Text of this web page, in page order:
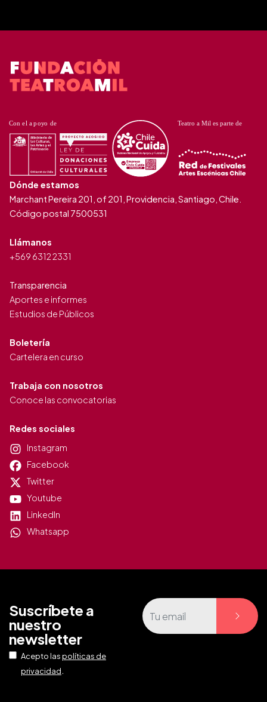
Dónde estamos
Marchant Pereira 201, of 201, Providencia, Santiago, Chile.
Código postal 7500531
Llámanos
+569 6312 2331
Transparencia
Aportes e informes
Estudios de Públicos
Boletería
Cartelera en curso
Trabaja con nosotros
Conoce las convocatorias
Redes sociales
Instagram
Facebook
Twitter
Youtube
LinkedIn
Whatsapp
Suscríbete a
nuestro
newsletter
Acepto laspolíticas de
privacidad.